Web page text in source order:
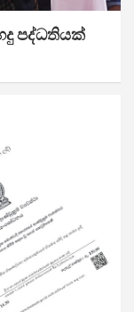
පද්ධතියක්